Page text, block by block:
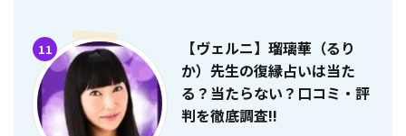
11
【ヴェルニ】瑠璃華（るり
か）先生の復縁占いは当た
る？当たらない？口コミ・評
判を徹底調査!!